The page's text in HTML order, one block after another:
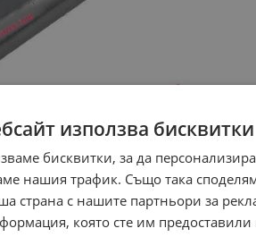
използва бисквитки
бисквитки, за да
нашия трафик. Също така
страна с нашите партньори за
която сте им